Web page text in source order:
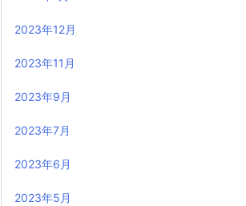
2023年12月
2023年11月
2023年9月
2023年7月
2023年6月
2023年5月